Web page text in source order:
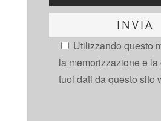
Utilizzando questo
la memorizzazione e
tuoi dati da questo sito